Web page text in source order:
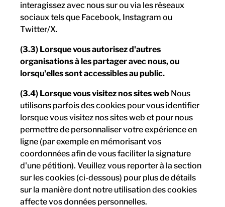
interagissez avec nous sur ou via les réseaux
sociaux tels que Facebook, Instagram ou
Twitter/X.
(3.3) Lorsque vous autorisez d'autres
organisations à les partager avec nous, ou
lorsqu'elles sont accessibles au public.
(3.4) Lorsque vous visitez nos sites web Nous
utilisons parfois des cookies pour vous identifier
lorsque vous visitez nos sites web et pour nous
permettre de personnaliser votre expérience en
ligne (par exemple en mémorisant vos
coordonnées afin de vous faciliter la signature
d'une pétition). Veuillez vous reporter à la section
sur les cookies (ci-dessous) pour plus de détails
sur la manière dont notre utilisation des cookies
affecte vos données personnelles.